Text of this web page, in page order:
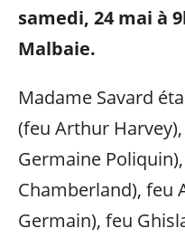
samedi, 24 mai à
Malbaie.
Madame Savard
(feu Arthur
Germaine
Chamberland), feu
Germain), feu